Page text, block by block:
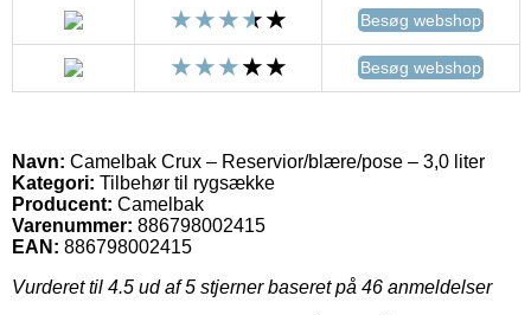
Besøg webshop
Besøg webshop
Navn: Camelbak Crux – Reservior/blære/pose – 3,0 liter
Kategori: Tilbehør til rygsække
Producent: Camelbak
Varenummer: 886798002415
EAN: 886798002415
Vurderet til 4.5 ud af 5 stjerner baseret på 46 anmeldelser